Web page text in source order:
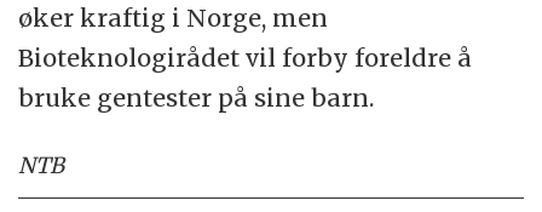
øker kraftig i Norge, men
Bioteknologirådet vil forby foreldre å
bruke gentester på sine barn.
NTB